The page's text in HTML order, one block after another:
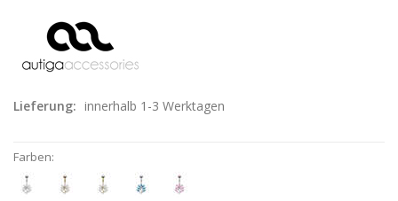
Lieferung: innerhalb 1-3 Werktagen
Farben: